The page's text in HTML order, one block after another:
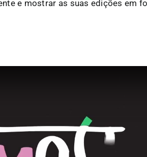
e mostrar as suas edições em